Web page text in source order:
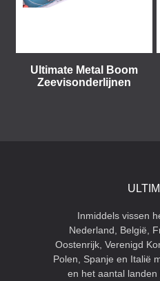
Ultimate Metal Boom
Zeevisonderlijnen
Inmiddels vissen
Nederland, België,
Oostenrijk, Verenigd
Polen, Spanje en Italië
en het aantal landen